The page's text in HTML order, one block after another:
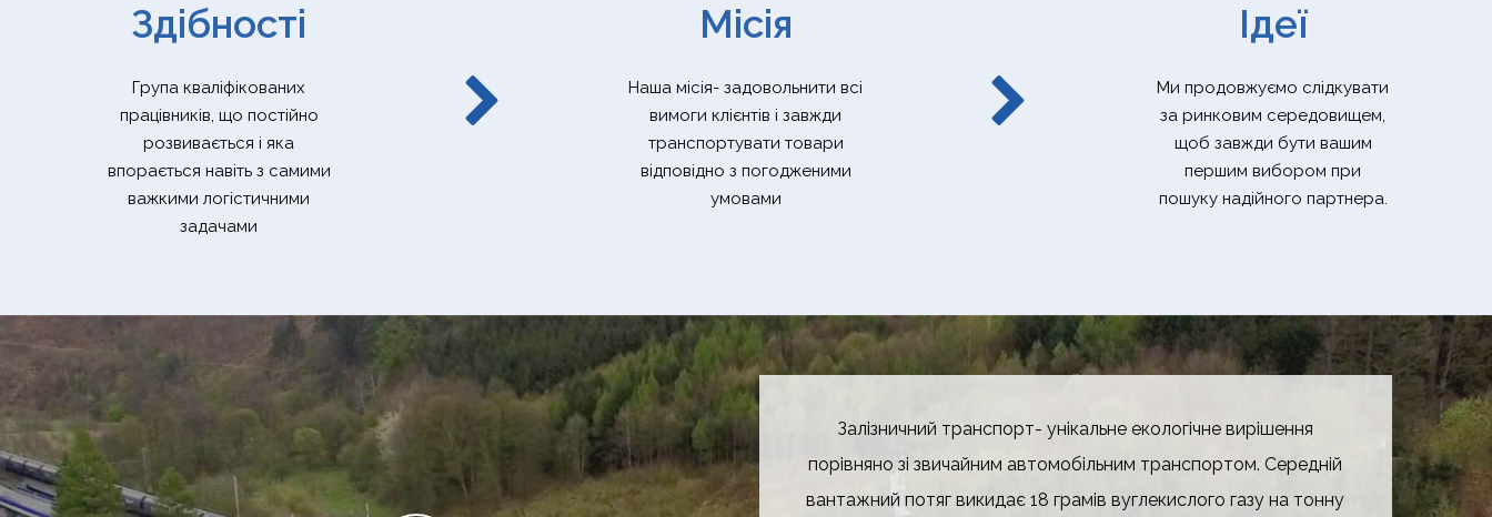
Здібності
Група кваліфікованих
працівників, що постійно
розвивається і яка
впорається навіть з самими
важкими логістичними
задачами
Місія
Наша місія- задовольнити всі
вимоги клієнтів і завжди
транспортувати товари
відповідно з погодженими
умовами
Ідеї
Ми продовжуємо слідкувати
за ринковим середовищем,
щоб завжди бути вашим
першим вибором при
пошуку надійного партнера.
Залізничний транспорт- унікальне екологічне вирішення
порівняно зі звичайним автомобільним транспортом. Середній
вантажний потяг викидає 18 грамів вуглекислого газу на тонну